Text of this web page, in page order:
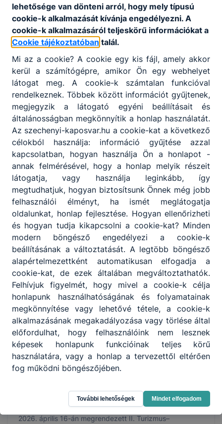
KAPCSOLÓDÓ HÍREK
Kereskedelmi vetélkedő
2026. április 22-én iskolánk második alkalommal
rendezte meg a „Kereskedelmi vetélkedő” című
eseményt. A versenyen a Kaposvári Szakképzési
Centrum három tagintézménye mellett a Siófoki
Szakképzési Centrum három iskolája is képviseltette
magát, így összesen kilenc, 9. évfolyamos szakképző
iskolai tanulókból álló csapat mérte össze tudását a
kereskedelmi ágazati alapoktatás témaköreiben.
2026. ápr. 22. Igazgató
A Kaposvári SZC Nagyatádi Szakképző Iskola által
2026. április 16-án megrendezett II. Turizmus–
lehetősége van dönteni arról, hogy mely típusú
cookie-k alkalmazását kívánja engedélyezni. A
cookie-k alkalmazásáról teljeskörű információkat a
Cookie tájékoztatóban talál.
Mi az a cookie? A cookie egy kis fájl, amely akkor
kerül a számítógépre, amikor Ön egy webhelyet
látogat meg. A cookie-k számtalan funkcióval
rendelkeznek. Többek között információt gyűjtenek,
megjegyzik a látogató egyéni beállításait és
általánosságban megkönnyítik a honlap használatát.
Az szechenyi-kaposvar.hu a cookie-kat a következő
célokból használja: információ gyűjtése azzal
kapcsolatban, hogyan használja Ön a honlapot -
annak felmérésével, hogy a honlap melyik részeit
látogatja, vagy használja leginkább, így
megtudhatjuk, hogyan biztosítsunk Önnek még jobb
felhasználói élményt, ha ismét meglátogatja
oldalunkat, honlap fejlesztése. Hogyan ellenőrizheti
és hogyan tudja kikapcsolni a cookie-kat? Minden
modern böngésző engedélyezi a cookie-k
beállításának a változtatását. A legtöbb böngésző
alapértelmezettként automatikusan elfogadja a
cookie-kat, de ezek általában megváltoztathatók.
Felhívjuk figyelmét, hogy mivel a cookie-k célja
honlapunk használhatóságának és folyamatainak
megkönnyítése vagy lehetővé tétele, a cookie-k
alkalmazásának megakadályozása vagy törlése által
előfordulhat, hogy felhasználóink nem lesznek
képesek honlapunk funkcióinak teljes körű
használatára, vagy a honlap a tervezettől eltérően
fog működni böngészőjében.
További lehetőségek Mindet elfogadom